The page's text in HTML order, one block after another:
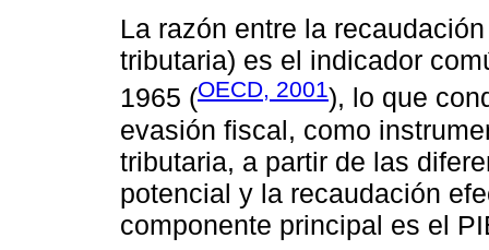
La razón entre la
tributaria) es el indicador
1965 (OECD, 2001), lo que
evasión fiscal, como
tributaria, a partir de las
potencial y la recaudación
componente principal es el